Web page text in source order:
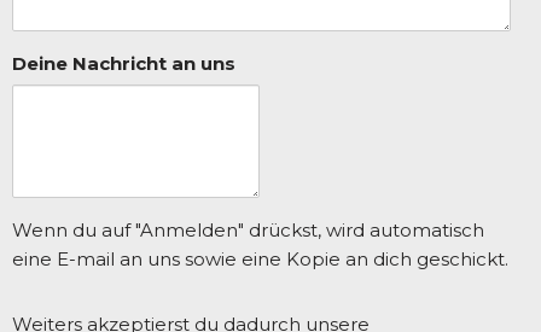
Deine Nachricht an uns
Wenn du auf "Anmelden" drückst, wird automatisch
eine E-mail an uns sowie eine Kopie an dich geschickt.
Weiters akzeptierst du dadurch unsere